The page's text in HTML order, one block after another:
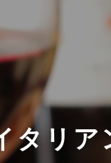
タリ